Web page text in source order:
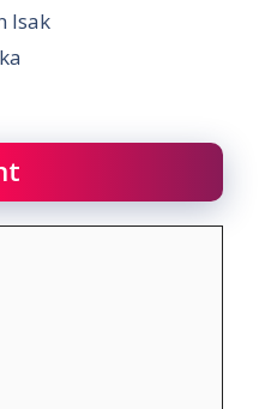
Isak